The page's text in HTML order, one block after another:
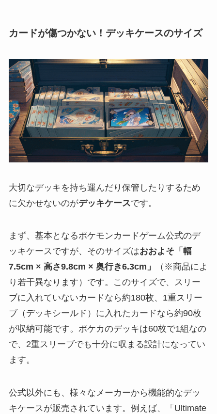
カードが傷つかない！デッキケースのサイズ
大切なデッキを持ち運んだり保管したりするため
に欠かせないのがデッキケースです。
まず、基本となるポケモンカードゲーム公式のデ
ッキケースですが、そのサイズはおおよそ「幅
7.5cm × 高さ9.8cm × 奥行き6.3cm」
（※商品によ
り若干異なります）です。このサイズで、スリー
ブに入れていないカードなら約180枚、1重スリー
ブ（デッキシールド）に入れたカードなら約90枚
が収納可能です。ポケカのデッキは60枚で1組なの
で、2重スリーブでも十分に収まる設計になってい
ます。
公式以外にも、様々なメーカーから機能的なデッ
キケースが販売されています。例えば、「Ultimate